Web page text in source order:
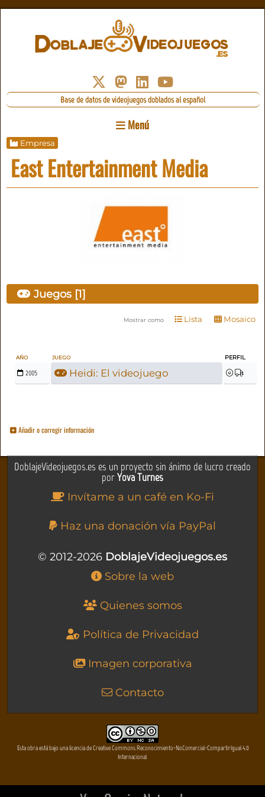
Base de datos de videojuegos doblados al español
Menú
Empresa
East Entertainment Media
Juegos [1]
Mostrar como Lista Mosaico
AÑO JUEGO PERFIL
2005 Heidi: El videojuego
Añadir o corregir información
DoblajeVideojuegos.es es un proyecto sin ánimo de lucro creado
porYova Turnes
Invítame a un café en Ko-Fi
Haz una donación vía PayPal
© 2012-2026 DoblajeVideojuegos.es
Sobre la web
Quienes somos
Política de Privacidad
Imagen corporativa
Contacto
Esta obra está bajo una licencia de Creative Commons Reconocimiento-NoComercial-CompartirIgual 4.0
Internacional